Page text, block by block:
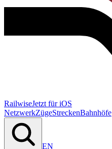
RailwiseJetzt für iOS
NetzwerkZügeStreckenBahnhöfe
EN